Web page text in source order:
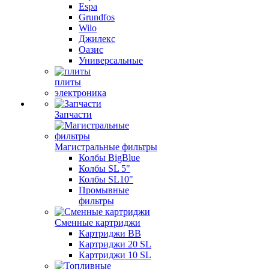
Espa
Grundfos
Wilo
Джилекс
Оазис
Универсальные
плиты
электроника
Запчасти
Магистральные фильтры
Колбы BigBlue
Колбы SL 5"
Колбы SL10"
Промывные
фильтры
Сменные картриджи
Картриджи BB
Картриджи 20 SL
Картриджи 10 SL